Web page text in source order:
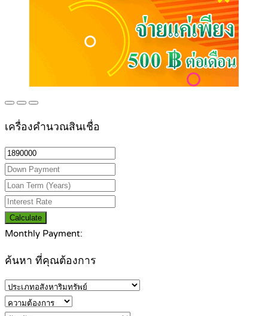
เครื่องคำนวณสินเชื่อ
Calculate
Monthly Payment:
ค้นหา ที่คุณต้องการ